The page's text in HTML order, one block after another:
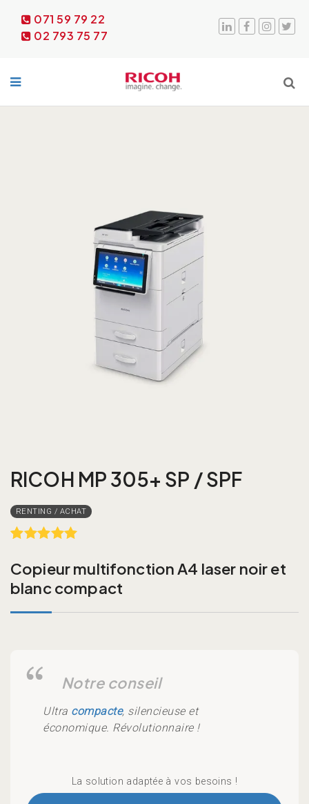
071 59 79 22
02 793 75 77
RICOH MP 305+ SP / SPF
out of 5
based on
customer
Copieur multifonction A4 laser noir et
blanc compact
Ultra compacte, silencieuse et
économique. Révolutionnaire !